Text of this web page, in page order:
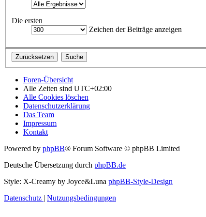
Die ersten
Zeichen der Beiträge anzeigen
Foren-Übersicht
Alle Zeiten sind UTC+02:00
Alle Cookies löschen
Datenschutzerklärung
Das Team
Impressum
Kontakt
Powered by phpBB® Forum Software © phpBB Limited
Deutsche Übersetzung durch phpBB.de
Style: X-Creamy by Joyce&Luna phpBB-Style-Design
Datenschutz | Nutzungsbedingungen